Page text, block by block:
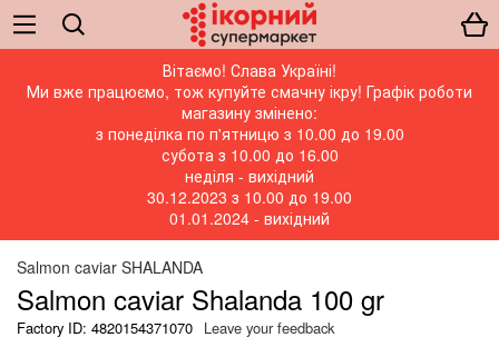
Вітаємо! Слава Україні!
Ми вже працюємо, тож купуйте смачну ікру! Графік роботи
магазину змінено:
з понеділка по п'ятницю з 10.00 до 19.00
субота з 10.00 до 16.00
неділя - вихідний
30.12.2023 з 10.00 до 19.00
01.01.2024 - вихідний
Salmon caviar SHALANDA
Salmon caviar Shalanda 100 gr
Factory ID: 4820154371070 Leave your feedback